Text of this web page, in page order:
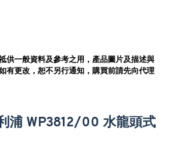
供一般資料及參考之用，產品圖片及描述與
有更改，恕不另行通知，購買前請先向代理
浦 WP3812/00 水龍頭式